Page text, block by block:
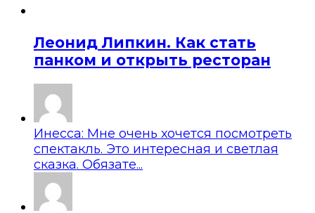
Леонид Липкин. Как стать
панком и открыть ресторан
Инесса: Мне очень хочется посмотреть
спектакль. Это интересная и светлая
сказка. Обязате...